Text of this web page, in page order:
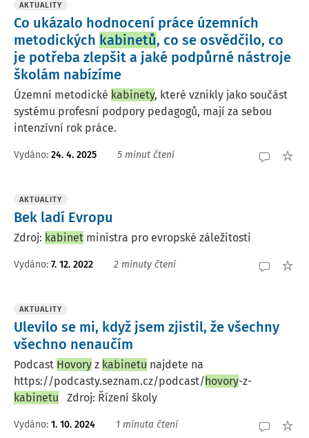
AKTUALITY
Co ukázalo hodnocení práce územních
metodických kabinetů, co se osvědčilo, co
je potřeba zlepšit a jaké podpůrné nástroje
školám nabízíme
Územní metodické kabinety, které vznikly jako součást
systému profesní podpory pedagogů, mají za sebou
intenzívní rok práce.
Vydáno: 24. 4. 2025 5 minut čtení
AKTUALITY
Bek ladí Evropu
Zdroj: kabinet ministra pro evropské záležitosti
Vydáno: 7. 12. 2022 2 minuty čtení
AKTUALITY
Ulevilo se mi, když jsem zjistil, že všechny
všechno nenaučím
Podcast Hovory z kabinetu najdete na
https://podcasty.seznam.cz/podcast/hovory-z-
kabinetu Zdroj: Řízení školy
Vydáno: 1. 10. 2024 1 minuta čtení